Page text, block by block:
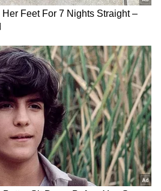
ದೂರದರ್ಶನದಲ್ಲಿ ಇಂಟರ್ನ್‌ಶಿಪ್
ಉದಯವಾಣಿ ಡಿಜಿಟಲ್ ವಿಭಾಗದಲ್ಲಿ
ಡೆವಲಪರ್ ಆಗಿ ಕೆಲಸ ಮಾಡಿದ್ದೇನೆ.
ತುಂಬಾ ಆಸಕ್ತಿ. ಸಿನಿಮಾ ವೀಕ್ಷಿಸುವುದು,
ಕ್ರೀಡೆ ನೆಚ್ಚಿನ ಹವ್ಯಾಸಗಳು.
ಮನರಂಜನಾ ಸುದ್ದಿ ಬಾಲಿವುಡ್
Cinema News), ಟಿವಿ
TV Shows), ಸೆಲೆಬ್ರಿಟಿ
ಸುದ್ದಿಗಳಿಗಾಗಿ ಏಷ್ಯಾನೆಟ್
ಮನರಂಜನಾ ವಿಭಾಗ ನೋಡಿ.
(Kannada Movies Review),
ಧಾರಾವಾಹಿ ಅಪ್‌ಡೇಟ್ಸ್‌,
OTT ರಿಲೀಸ್‌ಗಳ ಬಗ್ಗೆ